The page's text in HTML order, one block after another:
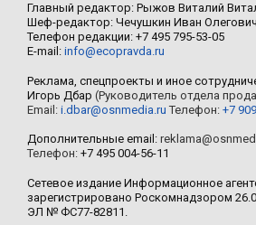
Главный редактор: Рыжов Виталий
Шеф-редактор: Чечушкин Иван
Телефон редакции: +7 495 795-53-05
E-mail: info@ecopravda.ru
Реклама, спецпроекты и иное
Игорь Дбар (Руководитель отдела
Email: i.dbar@osnmedia.ru Телефон: +7
Дополнительные email:
Телефон: +7 495 004-56-11
Сетевое издание Информационное
зарегистрировано Роскомнадзором
ЭЛ № ФС77-82811.